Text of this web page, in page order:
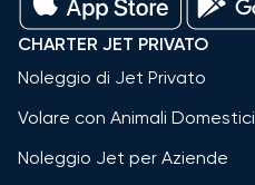
CHARTER JET PRIVATO
Noleggio di Jet Privato
Volare con Animali Domestici
Noleggio Jet per Aziende